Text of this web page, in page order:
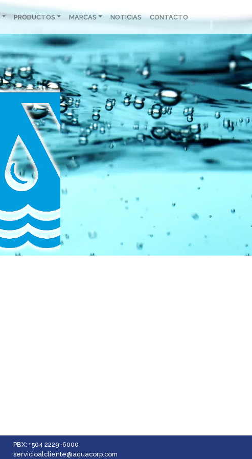
PRODUCTOS MARCAS NOTICIAS CONTACTO
PBX: +504 2229-6000
servicioalcliente@aquacorp.com